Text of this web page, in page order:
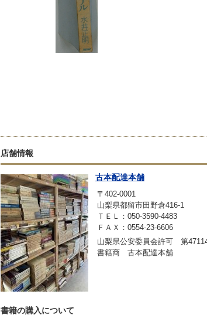
店舗情報
古本配達本舗
〒402-0001
山梨県都留市田野倉416-1
ＴＥＬ：050-3590-4483
ＦＡＸ：0554-23-6606
山梨県公安委員会許可 第
書籍商 古本配達本舗
書籍の購入について